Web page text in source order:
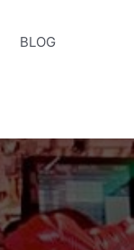
BLOG